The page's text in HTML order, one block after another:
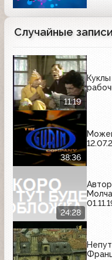
Случайные записи
11:19
38:36
24:28